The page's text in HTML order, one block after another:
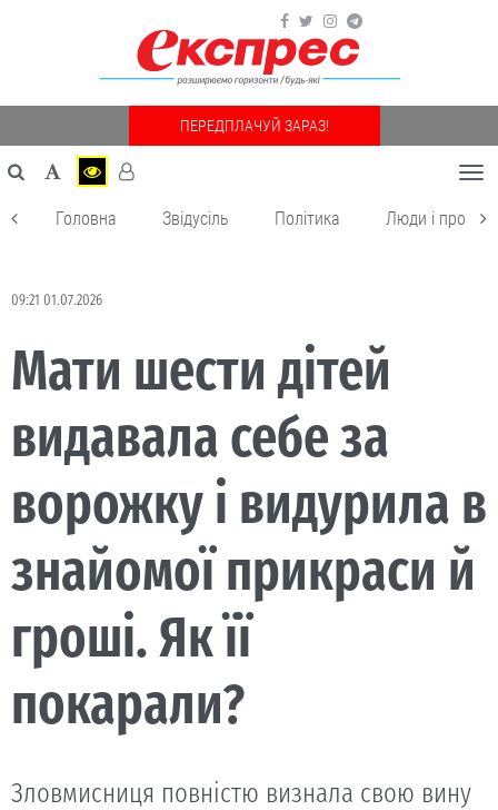
ПЕРЕДПЛАЧУЙ ЗАРАЗ!
Головна Звідусіль Політика Люди і
09:21 01.07.2026
Мати шести дітей
видавала себе за
ворожку і видурила в
знайомої прикраси й
гроші. Як її
покарали?
Зловмисниця повністю визнала свою вину